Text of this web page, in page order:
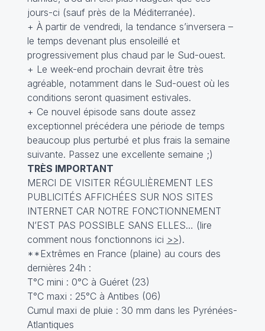
jours-ci (sauf près de la Méditerranée).
+ À partir de vendredi, la tendance s’inversera –
le temps devenant plus ensoleillé et
progressivement plus chaud par le Sud-ouest.
+ Le week-end prochain devrait être très
agréable, notamment dans le Sud-ouest où les
conditions seront quasiment estivales.
+ Ce nouvel épisode sans doute assez
exceptionnel précédera une période de temps
beaucoup plus perturbé et plus frais la semaine
suivante. Passez une excellente semaine ;)
TRÈS IMPORTANT
MERCI DE VISITER RÉGULIÈREMENT LES
PUBLICITÉS AFFICHÉES SUR NOS SITES
INTERNET CAR NOTRE FONCTIONNEMENT
N’EST PAS POSSIBLE SANS ELLES… (lire
comment nous fonctionnons ici >>).
**Extrêmes en France (plaine) au cours des
dernières 24h :
T°C mini : 0°C à Guéret (23)
T°C maxi : 25°C à Antibes (06)
Cumul maxi de pluie : 30 mm dans les Pyrénées-
Atlantiques